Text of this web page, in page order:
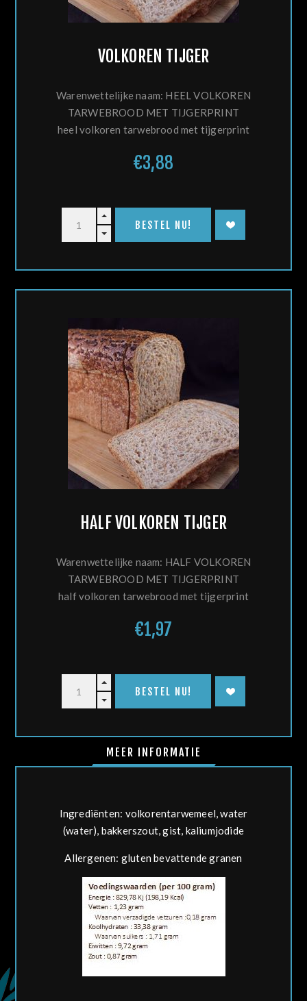
VOLKOREN TIJGER
Warenwettelijke naam: HEEL VOLKOREN
TARWEBROOD MET TIJGERPRINT
heel volkoren tarwebrood met tijgerprint
€3,88
HALF VOLKOREN TIJGER
Warenwettelijke naam: HALF VOLKOREN
TARWEBROOD MET TIJGERPRINT
half volkoren tarwebrood met tijgerprint
€1,97
MEER INFORMATIE
Ingrediënten: volkorentarwemeel, water
(water), bakkerszout, gist, kaliumjodide
Allergenen: gluten bevattende granen